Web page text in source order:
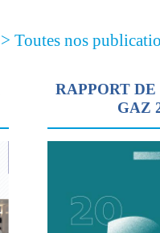
> Toutes nos
RAPPORT
GAZ